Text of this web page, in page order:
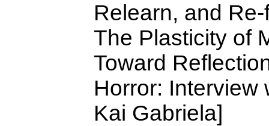
Relearn, and
The Plasticity of
Toward
Horror: Interview
Kai Gabriela]